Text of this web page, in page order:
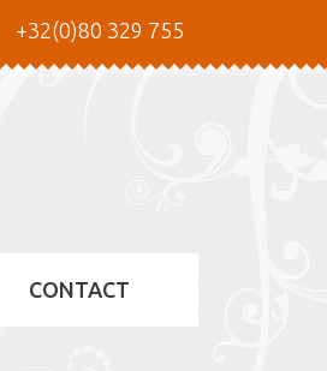
+32(0)80 329 755
CONTACT